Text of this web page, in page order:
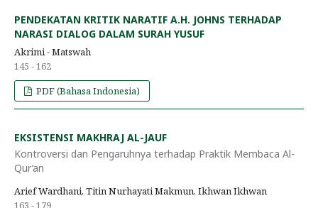
PENDEKATAN KRITIK NARATIF A.H. JOHNS TERHADAP
NARASI DIALOG DALAM SURAH YUSUF
Akrimi - Matswah
145 - 162
PDF (Bahasa Indonesia)
EKSISTENSI MAKHRAJ AL-JAUF
Kontroversi dan Pengaruhnya terhadap Praktik Membaca Al-
Qur’an
Arief Wardhani, Titin Nurhayati Makmun, Ikhwan Ikhwan